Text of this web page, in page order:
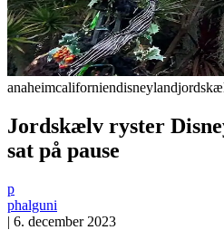
anaheimcaliforniendisneyland
Jordskælv ryster
sat på pause
p
phalguni
| 6. december 2023